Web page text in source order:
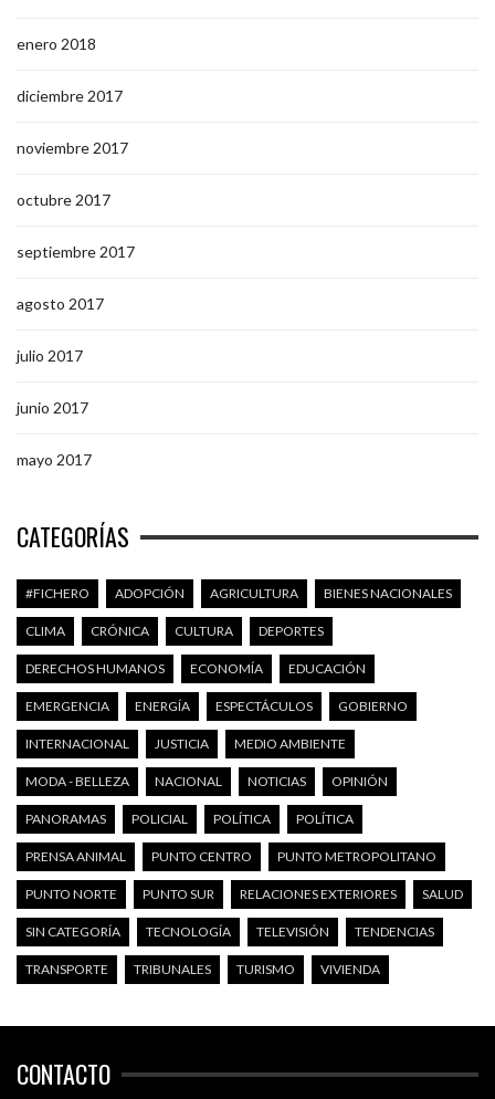
enero 2018
diciembre 2017
noviembre 2017
octubre 2017
septiembre 2017
agosto 2017
julio 2017
junio 2017
mayo 2017
CATEGORÍAS
#FICHERO ADOPCIÓN AGRICULTURA BIENES NACIONALES
CLIMA CRÓNICA CULTURA DEPORTES
DERECHOS HUMANOS ECONOMÍA EDUCACIÓN
EMERGENCIA ENERGÍA ESPECTÁCULOS GOBIERNO
INTERNACIONAL JUSTICIA MEDIO AMBIENTE
MODA - BELLEZA NACIONAL NOTICIAS OPINIÓN
PANORAMAS POLICIAL POLÍTICA POLÍTICA
PRENSA ANIMAL PUNTO CENTRO PUNTO METROPOLITANO
PUNTO NORTE PUNTO SUR RELACIONES EXTERIORES SALUD
SIN CATEGORÍA TECNOLOGÍA TELEVISIÓN TENDENCIAS
TRANSPORTE TRIBUNALES TURISMO VIVIENDA
CONTACTO